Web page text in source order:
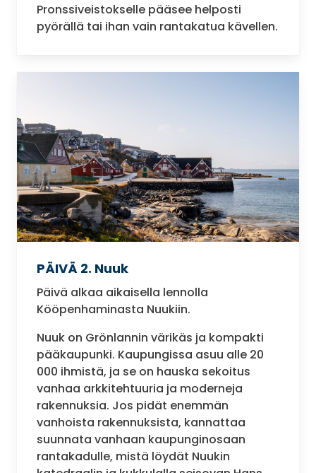
Pronssiveistokselle pääsee helposti
pyörällä tai ihan vain rantakatua kävellen.
PÄIVÄ 2. Nuuk
Päivä alkaa aikaisella lennolla
Kööpenhaminasta Nuukiin.
Nuuk on Grönlannin värikäs ja kompakti
pääkaupunki. Kaupungissa asuu alle 20
000 ihmistä, ja se on hauska sekoitus
vanhaa arkkitehtuuria ja moderneja
rakennuksia. Jos pidät enemmän
vanhoista rakennuksista, kannattaa
suunnata vanhaan kaupunginosaan
rantakadulle, mistä löydät Nuukin